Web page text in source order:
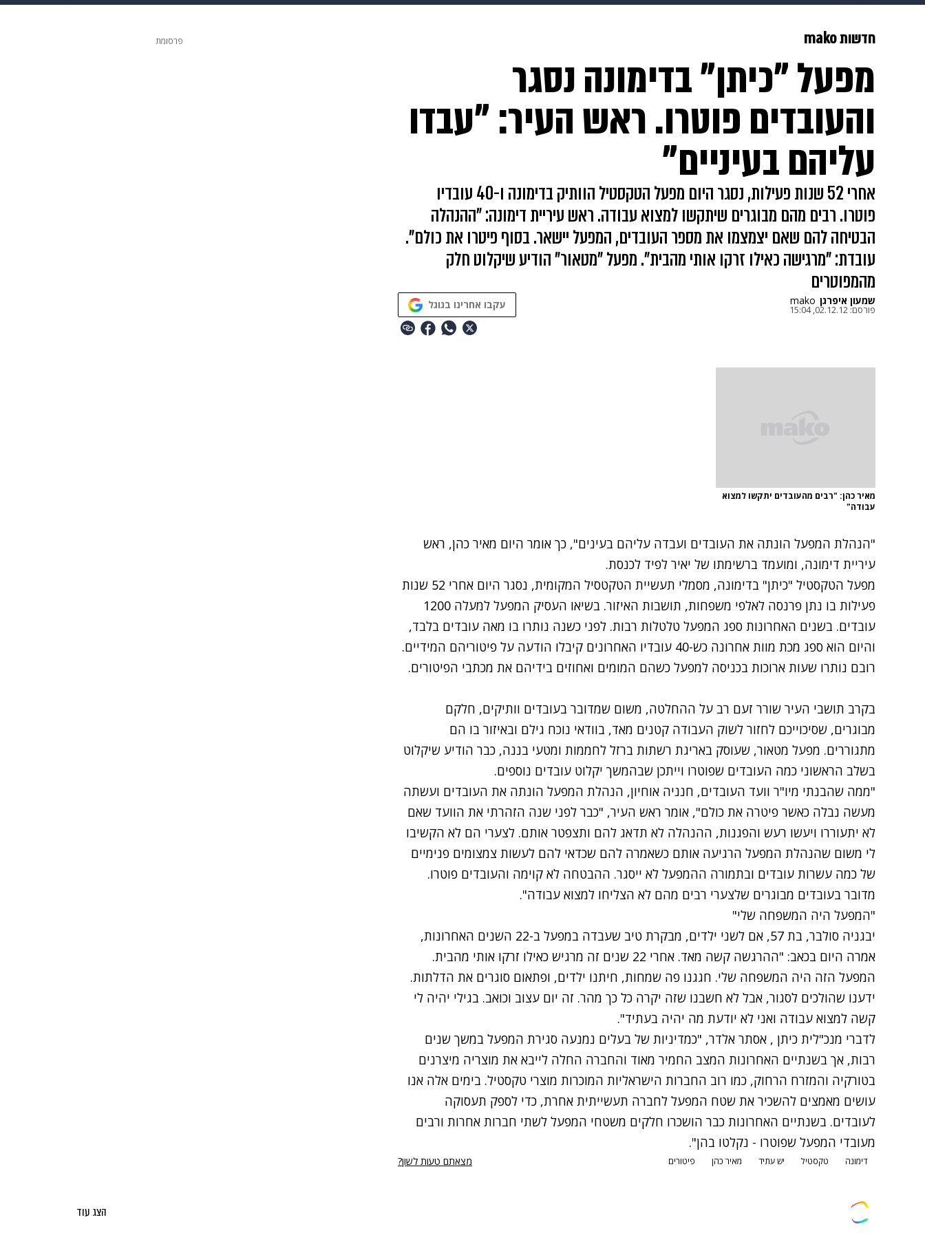
משפט תשעה חודשים מתכונים פרויקטים מיוחדים
חדשות mako
מפעל "כיתן" בדימונה נסגר
והעובדים פוטרו. ראש העיר: "עבדו
עליהם בעיניים"
אחרי 52 שנות פעילות, נסגר היום מפעל הטקסטיל הוותיק בדימונה ו-40 עובדיו
פוטרו. רבים מהם מבוגרים שיתקשו למצוא עבודה. ראש עיריית דימונה: "ההנהלה
הבטיחה להם שאם יצמצמו את מספר העובדים, המפעל יישאר. בסוף פיטרו את כולם".
עובדת: "מרגישה כאילו זרקו אותי מהבית". מפעל "מטאור" הודיע שיקלוט חלק
מהמפוטרים
שמעון איפרגן mako
פורסם: 02.12.12, 15:04 עקבו אחרינו בגוגל
מאיר כהן: "רבים מהעובדים יתקשו למצוא
עבודה"
"הנהלת המפעל הונתה את העובדים ועבדה עליהם בעינים", כך אומר היום מאיר כהן, ראש
עיריית דימונה, ומועמד ברשימתו של יאיר לפיד לכנסת.
מפעל הטקסטיל "כיתן" בדימונה, מסמלי תעשיית הטקטסיל המקומית, נסגר היום אחרי 52 שנות
פעילות בו נתן פרנסה לאלפי משפחות, תושבות האיזור. בשיאו העסיק המפעל למעלה 1200
עובדים. בשנים האחרונות ספג המפעל טלטלות רבות. לפני כשנה נותרו בו מאה עובדים בלבד,
והיום הוא ספג מכת מוות אחרונה כש-40 עובדיו האחרונים קיבלו הודעה על פיטוריהם המידיים.
רובם נותרו שעות ארוכות בכניסה למפעל כשהם המומים ואחוזים בידיהם את מכתבי הפיטורים.
בקרב תושבי העיר שורר זעם רב על ההחלטה, משום שמדובר בעובדים וותיקים, חלקם
מבוגרים, שסיכוייכם לחזור לשוק העבודה קטנים מאד, בוודאי נוכח גילם ובאיזור בו הם
מתגוררים. מפעל מטאור, שעוסק באריגת רשתות ברזל לחממות ומטעי בננה, כבר הודיע שיקלוט
בשלב הראשוני כמה העובדים שפוטרו וייתכן שבהמשך יקלוט עובדים נוספים.
"ממה שהבנתי מיו"ר וועד העובדים, חנניה אוחיון, הנהלת המפעל הונתה את העובדים ועשתה
מעשה נבלה כאשר פיטרה את כולם", אומר ראש העיר, "כבר לפני שנה הזהרתי את הוועד שאם
לא יתעוררו ויעשו רעש והפגנות, ההנהלה לא תדאג להם ותצפטר אותם. לצערי הם לא הקשיבו
לי משום שהנהלת המפעל הרגיעה אותם כשאמרה להם שכדאי להם לעשות צמצומים פנימיים
של כמה עשרות עובדים ובתמורה ההמפעל לא ייסגר. ההבטחה לא קוימה והעובדים פוטרו.
מדובר בעובדים מבוגרים שלצערי רבים מהם לא הצליחו למצוא עבודה".
"המפעל היה המשפחה שלי"
יבגניה סולבר, בת 57, אם לשני ילדים, מבקרת טיב שעבדה במפעל ב-22 השנים האחרונות,
אמרה היום בכאב: "ההרגשה קשה מאד. אחרי 22 שנים זה מרגיש כאילו זרקו אותי מהבית.
המפעל הזה היה המשפחה שלי. חגגנו פה שמחות, חיתנו ילדים, ופתאום סוגרים את הדלתות.
ידענו שהולכים לסגור, אבל לא חשבנו שזה יקרה כל כך מהר. זה יום עצוב וכואב. בגילי יהיה לי
קשה למצוא עבודה ואני לא יודעת מה יהיה בעתיד".
לדברי מנכ"לית כיתן , אסתר אלדר, "כמדיניות של בעלים נמנעה סגירת המפעל במשך שנים
רבות, אך בשנתיים האחרונות המצב החמיר מאוד והחברה החלה לייבא את מוצריה מיצרנים
בטורקיה והמזרח הרחוק, כמו רוב החברות הישראליות המוכרות מוצרי טקסטיל. בימים אלה אנו
עושים מאמצים להשכיר את שטח המפעל לחברה תעשייתית אחרת, כדי לספק תעסוקה
לעובדים. בשנתיים האחרונות כבר הושכרו חלקים משטחי המפעל לשתי חברות אחרות ורבים
מעובדי המפעל שפוטרו - נקלטו בהן".
דימונה טקסטיל יש עתיד מאיר כהן פיטורים מצאתם טעות לשון?
פרסומת
הצג עוד